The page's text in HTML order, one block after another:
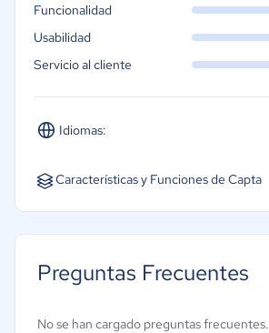
Idiomas:
Español
Funcionalidad
Usabilidad
Servicio al cliente
Características y Funciones de Capta
Preguntas Frecuentes
No se han cargado preguntas frecuentes.